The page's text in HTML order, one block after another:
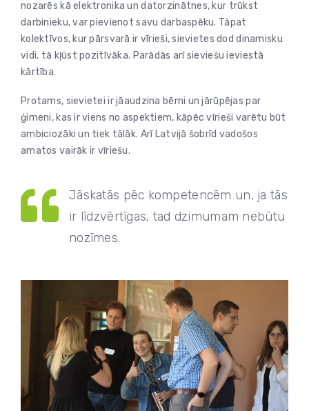
nozarēs kā elektronika un datorzinātnes, kur trūkst
darbinieku, var pievienot savu darbaspēku. Tāpat
kolektīvos, kur pārsvarā ir vīrieši, sievietes dod dinamisku
vidi, tā kļūst pozitīvāka. Parādās arī sieviešu ieviestā
kārtība.
Protams, sievietei ir jāaudzina bērni un jārūpējas par
ģimeni, kas ir viens no aspektiem, kāpēc vīrieši varētu būt
ambiciozāki un tiek tālāk. Arī Latvijā šobrīd vadošos
amatos vairāk ir vīriešu.
Jāskatās pēc kompetencēm un, ja tās
ir līdzvērtīgas, tad dzimumam nebūtu
nozīmes.